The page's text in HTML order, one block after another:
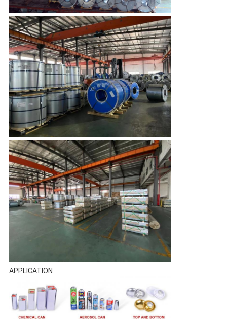
APPLICATION